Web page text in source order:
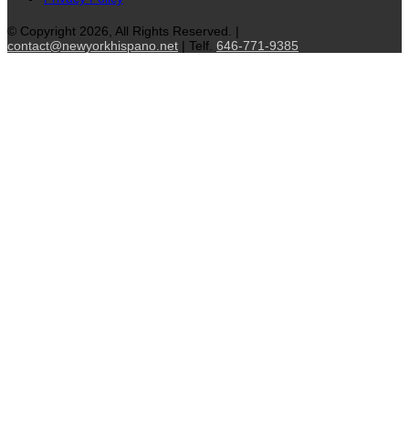
© Copyright 2026, All Rights Reserved. |
contact@newyorkhispano.net | Telf. 646-771-9385